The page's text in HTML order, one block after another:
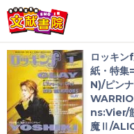
会員登録
ログイン
ロッキ
紙・特
N)/ピン
ns:Vier/
魔Ⅱ/